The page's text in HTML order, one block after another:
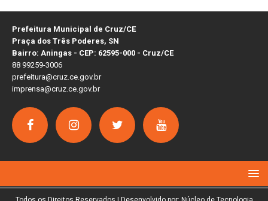
Prefeitura Municipal de Cruz/CE
Praça dos Três Poderes, SN
Bairro: Aningas - CEP: 62595-000 - Cruz/CE
88 99259-3006
prefeitura@cruz.ce.gov.br
imprensa@cruz.ce.gov.br